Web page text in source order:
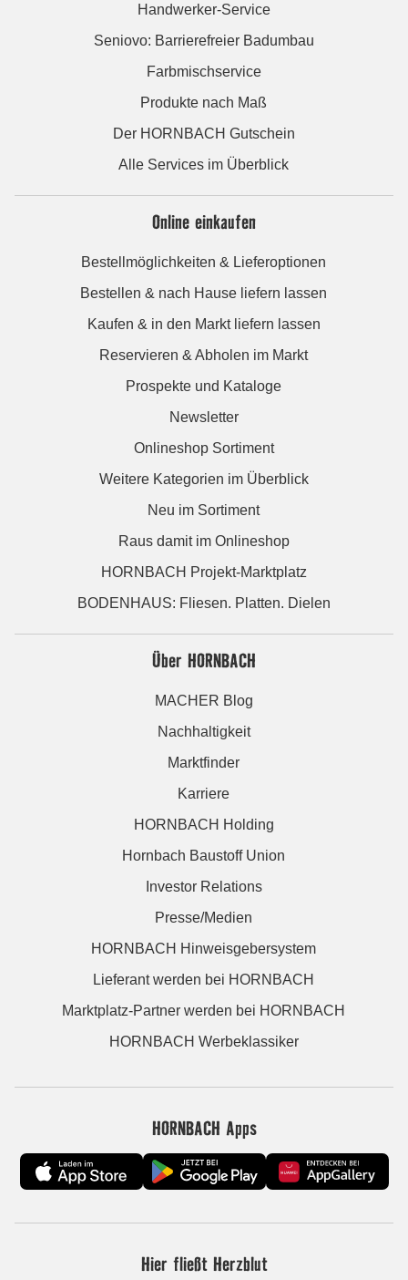
Handwerker-Service
Seniovo: Barrierefreier Badumbau
Farbmischservice
Produkte nach Maß
Der HORNBACH Gutschein
Alle Services im Überblick
Online einkaufen
Bestellmöglichkeiten & Lieferoptionen
Bestellen & nach Hause liefern lassen
Kaufen & in den Markt liefern lassen
Reservieren & Abholen im Markt
Prospekte und Kataloge
Newsletter
Onlineshop Sortiment
Weitere Kategorien im Überblick
Neu im Sortiment
Raus damit im Onlineshop
HORNBACH Projekt-Marktplatz
BODENHAUS: Fliesen. Platten. Dielen
Über HORNBACH
MACHER Blog
Nachhaltigkeit
Marktfinder
Karriere
HORNBACH Holding
Hornbach Baustoff Union
Investor Relations
Presse/Medien
HORNBACH Hinweisgebersystem
Lieferant werden bei HORNBACH
Marktplatz-Partner werden bei HORNBACH
HORNBACH Werbeklassiker
HORNBACH Apps
Hier fließt Herzblut